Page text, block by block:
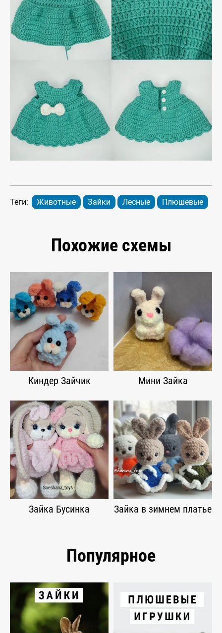
Теги: Животные Зайки Лесные Плюшевые
Похожие схемы
Киндер Зайчик Мини Зайка
Зайка Бусинка Зайка в зимнем платье
Популярное